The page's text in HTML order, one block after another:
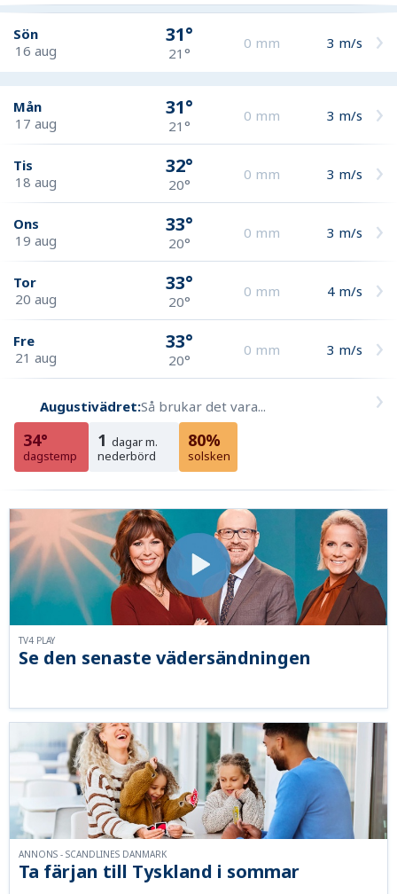
Sön
16 aug
31°
21°
0 mm 3 m/s
Mån
17 aug
31°
21°
0 mm 3 m/s
Tis
18 aug
32°
20°
0 mm 3 m/s
Ons
19 aug
33°
20°
0 mm 3 m/s
Tor
20 aug
33°
20°
0 mm 4 m/s
Fre
21 aug
33°
20°
0 mm 3 m/s
Augustivädret:Så brukar det vara...
34°
dagstemp
1 dagar m.
nederbörd
80%
solsken
Se den senaste vädersändningen
TV4 PLAY
Ta färjan till Tyskland i sommar
ANNONS - SCANDLINES DANMARK